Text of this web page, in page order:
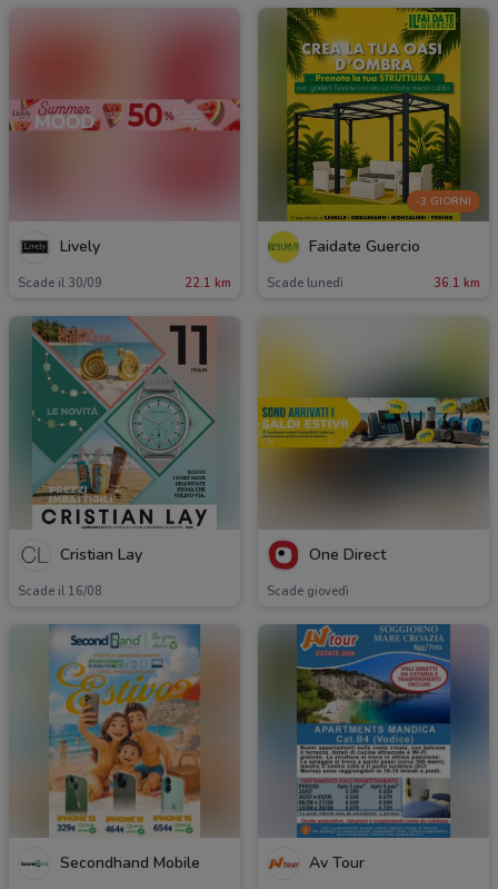
Lively
Scade il 30/09 22.1 km
-3 GIORNI
Faidate Guercio
Scade lunedì 36.1 km
Cristian Lay
Scade il 16/08
One Direct
Scade giovedì
Secondhand Mobile Av Tour